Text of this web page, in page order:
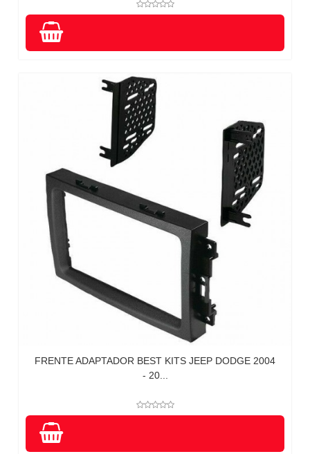
FRENTE ADAPTADOR BEST KITS JEEP DODGE 2004
- 20...